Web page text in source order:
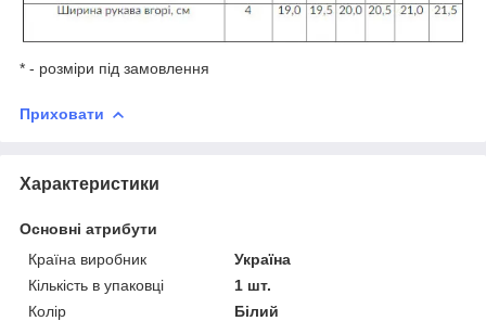
* - розміри під замовлення
Приховати
Характеристики
Основні атрибути
Країна виробник
Україна
Кількість в упаковці
1 шт.
Колір
Білий